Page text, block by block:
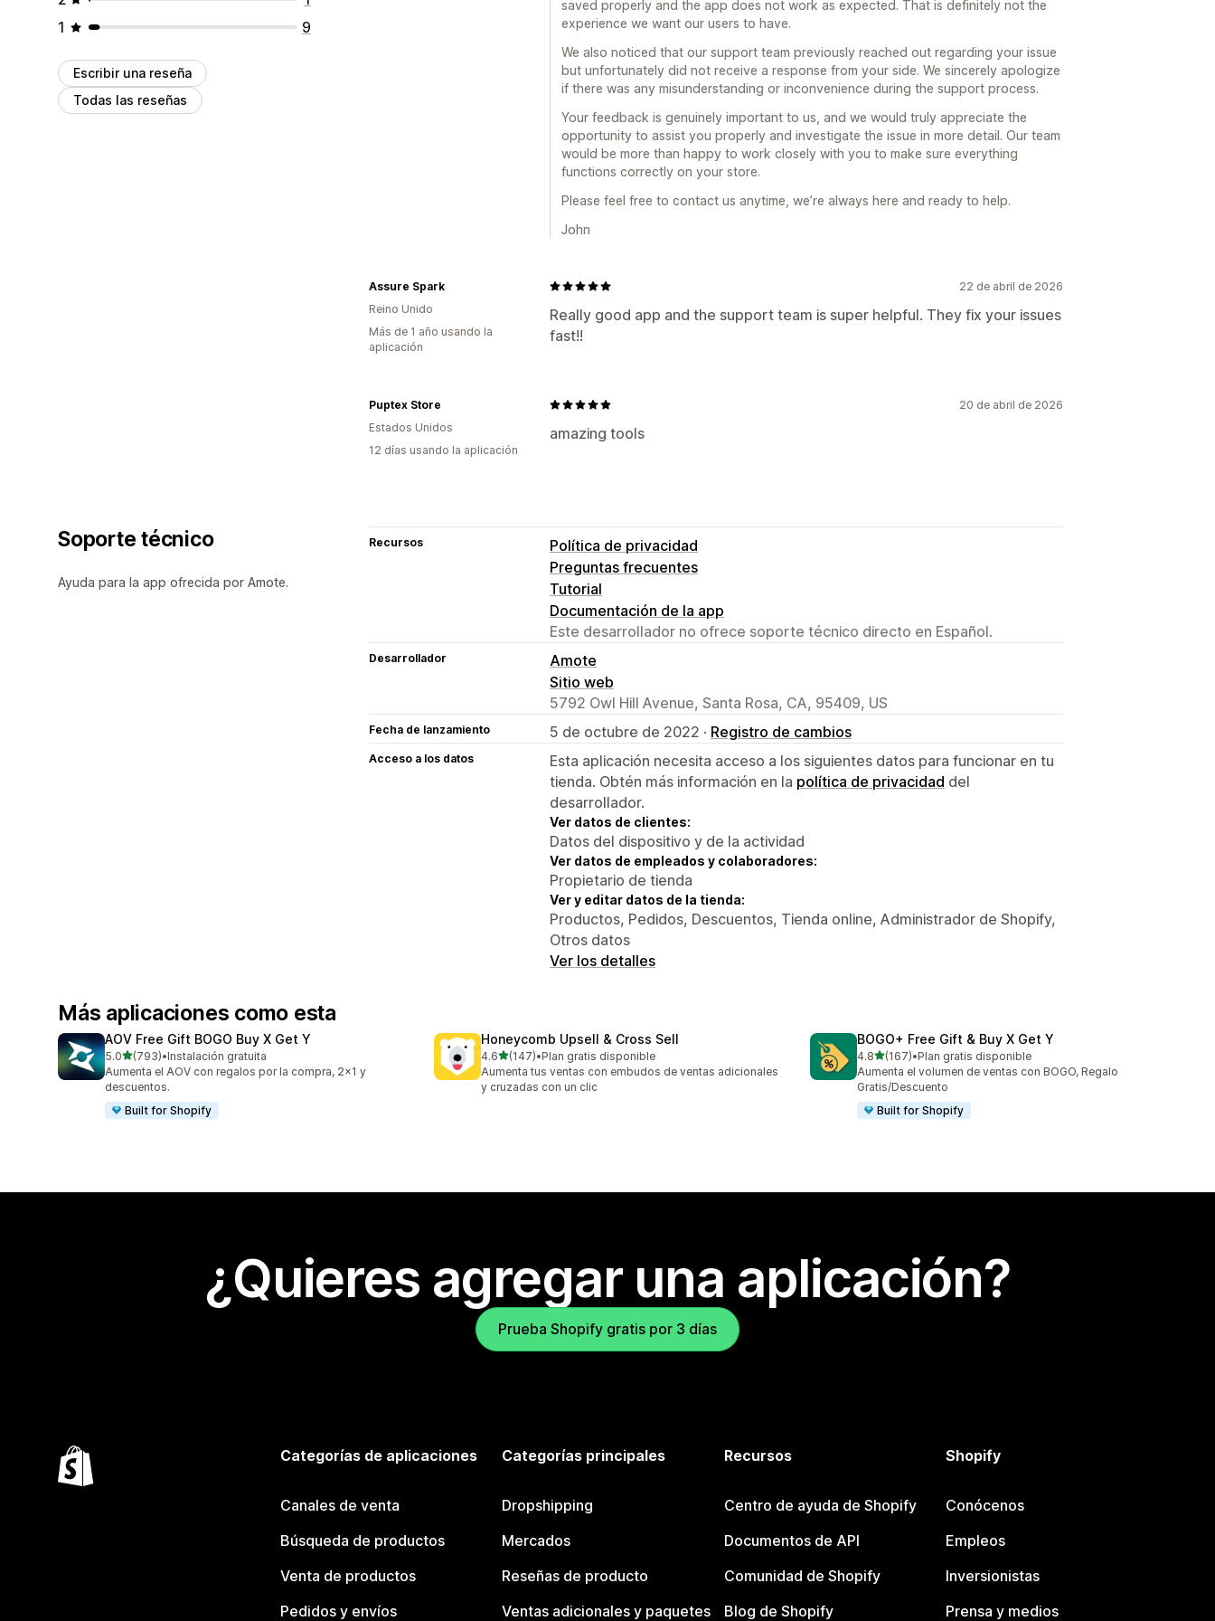
Automatizaciones
Lista de captura de correos electrónicos
Etiquetas Filtros Seguimiento Informes Informes y estadísticas
Prueba A/B API y webhook
Paquetes Descuentos por cantidad Descuentos por volumen
Descuentos por niveles
Procesamiento prioritario
Informes y estadísticas
Prueba A/B Tasas de clics Tasas de conversión
Rendimiento de recomendaciones
Sugerencias de optimización
Rendimiento del embudo
1
9
Escribir una reseña
Todas las reseñas
saved properly and the app does not work as expected. That is definitely not the
experience we want our users to have.
We also noticed that our support team previously reached out regarding your issue
but unfortunately did not receive a response from your side. We sincerely apologize
if there was any misunderstanding or inconvenience during the support process.
Your feedback is genuinely important to us, and we would truly appreciate the
opportunity to assist you properly and investigate the issue in more detail. Our team
would be more than happy to work closely with you to make sure everything
functions correctly on your store.
Please feel free to contact us anytime, we’re always here and ready to help.
John
22 de abril de 2026
Really good app and the support team is super helpful. They fix your issues
fast!!
Assure Spark
Reino Unido
Más de 1 año usando la
aplicación
20 de abril de 2026
amazing tools
Puptex Store
Estados Unidos
12 días usando la aplicación
Soporte técnico
Ayuda para la app ofrecida por Amote.
Recursos
Política de privacidad
Preguntas frecuentes
Tutorial
Documentación de la app
Este desarrollador no ofrece soporte técnico directo en Español.
Desarrollador
Amote
Sitio web
5792 Owl Hill Avenue, Santa Rosa, CA, 95409, US
Fecha de lanzamiento 5 de octubre de 2022 · Registro de cambios
Acceso a los datos
Esta aplicación necesita acceso a los siguientes datos para funcionar en tu
tienda. Obtén más información en la política de privacidad del
desarrollador.
Ver datos de clientes:
Datos del dispositivo y de la actividad
Ver datos de empleados y colaboradores:
Propietario de tienda
Ver y editar datos de la tienda:
Productos, Pedidos, Descuentos, Tienda online, Administrador de Shopify,
Otros datos
Ver los detalles
Más aplicaciones como esta
AOV Free Gift BOGO Buy X Get Y
5.0de 5 estrellas
(793)
793 reseñas en total
•Instalación gratuita
Aumenta el AOV con regalos por la compra, 2x1 y
descuentos.
Built for Shopify
Honeycomb Upsell & Cross Sell
4.6de 5 estrellas
(147)
147 reseñas en total
•Plan gratis disponible
Aumenta tus ventas con embudos de ventas adicionales
y cruzadas con un clic
BOGO+ Free Gift & Buy X Get Y
4.8de 5 estrellas
(167)
167 reseñas en total
•Plan gratis disponible
Aumenta el volumen de ventas con BOGO, Regalo
Gratis/Descuento
Built for Shopify
¿Quieres agregar una aplicación?
Prueba Shopify gratis por 3 días
Categorías de aplicaciones
Canales de venta
Búsqueda de productos
Venta de productos
Pedidos y envíos
Categorías principales
Dropshipping
Mercados
Reseñas de producto
Ventas adicionales y paquetes
Recursos
Centro de ayuda de Shopify
Documentos de API
Comunidad de Shopify
Blog de Shopify
Shopify
Conócenos
Empleos
Inversionistas
Prensa y medios